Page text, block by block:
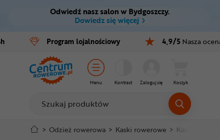
Ctrl M
Menu główne
Informacje o produkcie
Do koszyka
Szczegółowe informacje
Odwiedź nasz salon w Bydgoszczy.
Dowiedz się więcej
Program lojalnościowy 4,9/5 Nasza
Menu Kontrast Zaloguj się Koszyk
Rowery
E-bike
Części
Akcesoria
Odzież
> Odzież rowerowa > Kaski rowerowe > Kaski dla